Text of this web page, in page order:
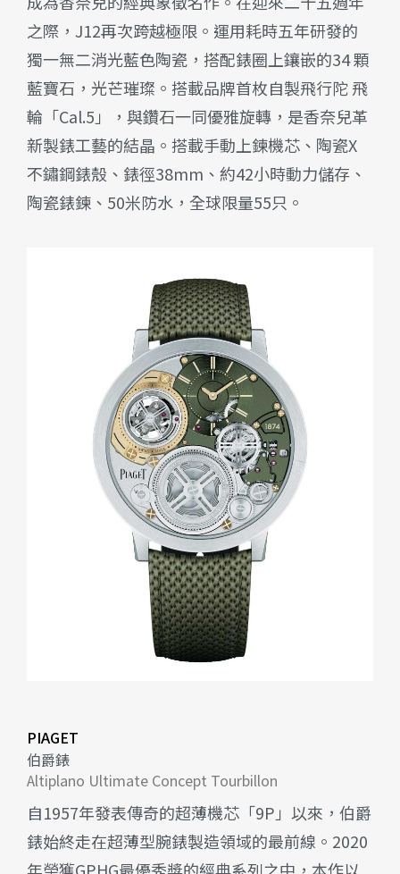
之際，J12再次跨越極限。運用耗時五年研發的
獨一無二消光藍色陶瓷，搭配錶圈上鑲嵌的34 顆
藍寶石，光芒璀璨。搭載品牌首枚自製飛行陀 飛
輪「Cal.5」，與鑽石一同優雅旋轉，是香奈兒革
新製錶工藝的結晶。搭載手動上鍊機芯、陶瓷X
不鏽鋼錶殼、錶徑38mm、約42小時動力儲存、
陶瓷錶鍊、50米防水，全球限量55只。
PIAGET
伯爵錶
Altiplano Ultimate Concept Tourbillon
自1957年發表傳奇的超薄機芯「9P」以來，伯爵
錶始終走在超薄型腕錶製造領域的最前線。2020
年榮獲GPHG最優秀獎的經典系列之中，本作以